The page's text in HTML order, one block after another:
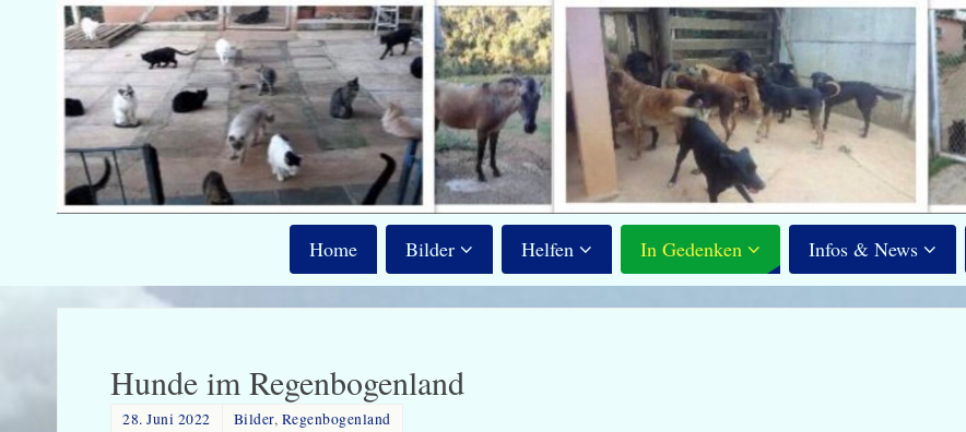
Home Bilder Helfen In Gedenken Infos & News
Hunde im Regenbogenland
28. Juni 2022 Bilder, Regenbogenland